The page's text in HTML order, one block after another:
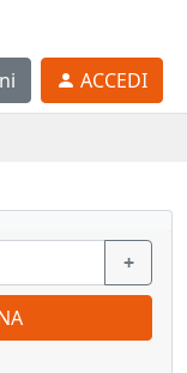
ACCEDI
+